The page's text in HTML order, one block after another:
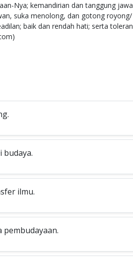
Nya; kemandirian dan tanggung
suka menolong, dan gotong
baik dan rendah hati; serta
budaya.
ilmu.
pembudayaan.